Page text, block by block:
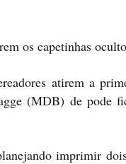
os capetinhas
atirem a
(MDB) de pode
imprimir